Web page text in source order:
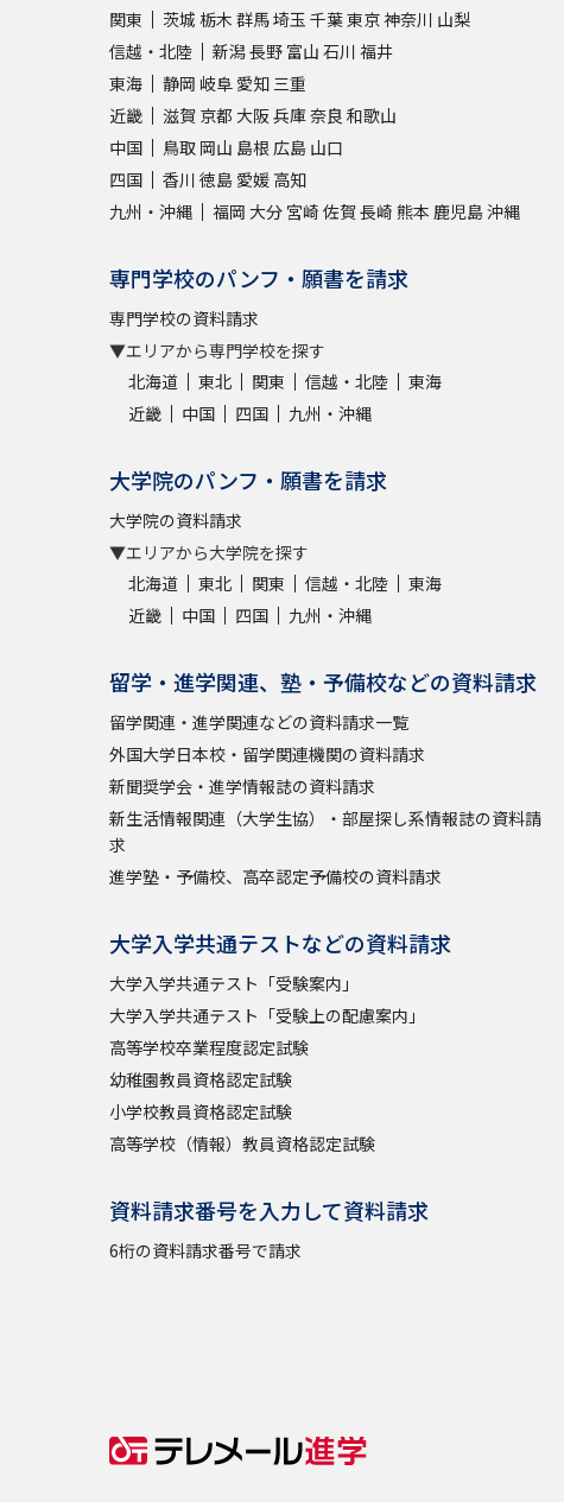
関東
茨城 栃木 群馬埼玉 千葉東京神奈川 山梨
信越・北陸
新潟長野 富山 石川 福井
東海
静岡 岐阜 愛知 三重
近畿
滋賀 京都 大阪兵庫奈良 和歌山
中国
鳥取 岡山 島根 広島 山口
四国
香川 徳島 愛媛 高知
九州・沖縄
福岡 大分 宮崎 佐賀 長崎 熊本 鹿児島沖縄
専門学校のパンフ・願書を請求
専門学校の資料請求
▼エリアから専門学校を探す
北海道
東北 関東 信越・北陸
東海
近畿
中国 四国 九州・沖縄
大学院のパンフ・願書を請求
大学院の資料請求
▼エリアから大学院を探す
北海道
東北 関東 信越・北陸
東海
近畿
中国 四国 九州・沖縄
留学・進学関連、塾・予備校などの資料請求
留学関連・進学関連などの資料請求一覧
外国大学日本校・留学関連機関の資料請求
新聞奨学会・進学情報誌の資料請求
新生活情報関連（大学生協）・部屋探し系情報誌の資料請
求
進学塾・予備校、高卒認定予備校の資料請求
大学入学共通テストなどの資料請求
大学入学共通テスト「受験案内」
大学入学共通テスト「受験上の配慮案内」
高等学校卒業程度認定試験
幼稚園教員資格認定試験
小学校教員資格認定試験
高等学校（情報）教員資格認定試験
資料請求番号を入力して資料請求
6桁の資料請求番号で請求